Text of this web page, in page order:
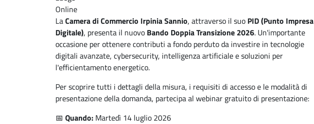
Online
LaCamera di Commercio Irpinia Sannio, attraverso il suo PID (Punto Impresa
Digitale), presenta il nuovo Bando Doppia Transizione 2026. Un'importante
occasione per ottenere contributi a fondo perduto da investire in tecnologie
digitali avanzate, cybersecurity, intelligenza artificiale e soluzioni per
l'efficientamento energetico.
Per scoprire tutti i dettagli della misura, i requisiti di accesso e le modalità di
presentazione della domanda, partecipa al webinar gratuito di presentazione:
📅 Quando: Martedì 14 luglio 2026